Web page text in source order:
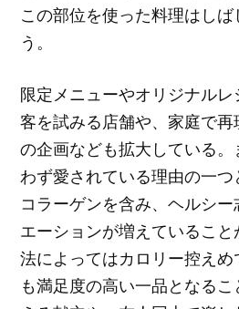
この部位を使った料理はし
う。
限定メニューやオリジナル
客を試みる店舗や、家庭で
の企画なども拡大している
わず愛されている理由の一つ
コラーゲンを含み、ヘルシ
エーションが増えているこ
法によってはカロリー控え
も満足度の高い一品となる